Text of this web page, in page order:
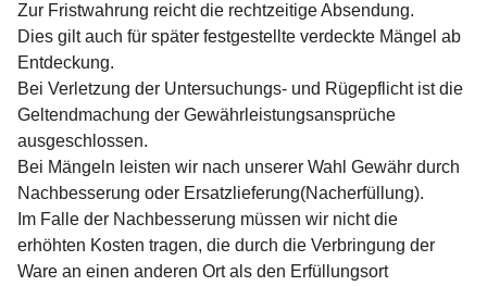
Zur Fristwahrung reicht die rechtzeitige Absendung.
Dies gilt auch für später festgestellte verdeckte Mängel ab
Entdeckung.
Bei Verletzung der Untersuchungs- und Rügepflicht ist die
Geltendmachung der Gewährleistungsansprüche
ausgeschlossen.
Bei Mängeln leisten wir nach unserer Wahl Gewähr durch
Nachbesserung oder Ersatzlieferung(Nacherfüllung).
Im Falle der Nachbesserung müssen wir nicht die
erhöhten Kosten tragen, die durch die Verbringung der
Ware an einen anderen Ort als den Erfüllungsort